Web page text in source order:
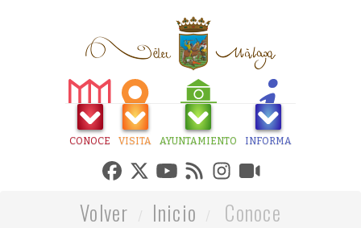
CONOCE VISITA AYUNTAMIENTO INFORMA
Volver Inicio
Conoce